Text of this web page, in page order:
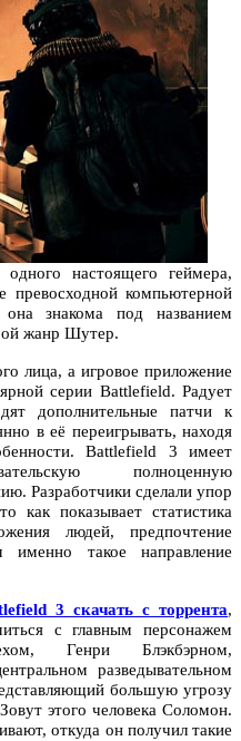
настоящего геймера,
компьютерной
знакома под названием
жанр Шутер.
лица, а игровое приложение
серии Battlefield. Радует
дополнительные патчи к
в её переигрывать, находя
Battlefield 3 имеет
полноценную
Разработчики сделали упор
как показывает статистика
людей, предпочтение
такое направление
3 скачать с торрента,
с главным персонажем
Генри Блэкбэрном,
разведывательном
большую угрозу
этого человека Соломон.
откуда он получил такие